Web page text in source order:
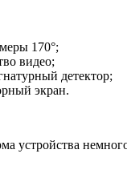
170°;
видео;
детектор;
экран.
устройства